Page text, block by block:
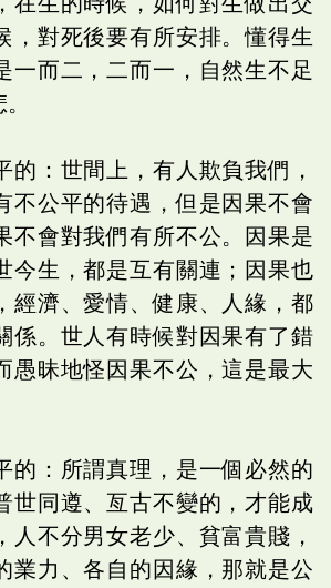
，對死後要有所安排。懂得生
一而二，二而一，自然生不足
的：世間上，有人欺負我們，
不公平的待遇，但是因果不會
不會對我們有所不公。因果是
今生，都是互有關連；因果也
經濟、愛情、健康、人緣，都
係。世人有時候對因果有了錯
愚昧地怪因果不公，這是最大
的：所謂真理，是一個必然的
世同遵、亙古不變的，才能成
人不分男女老少、貧富貴賤，
業力、各自的因緣，那就是公